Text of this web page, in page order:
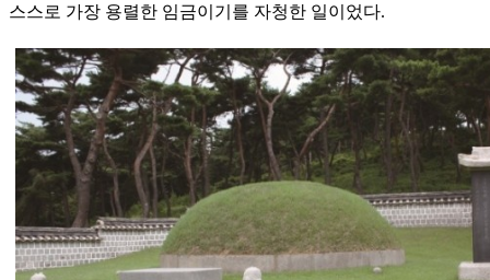
스스로 가장 용렬한 임금이기를 자청한 일이었다.